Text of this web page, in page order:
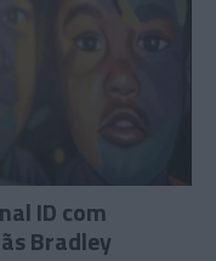
ID com
Bradley